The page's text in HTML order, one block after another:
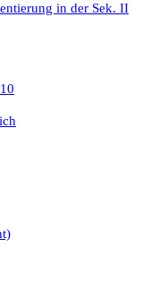
in der Sek. II